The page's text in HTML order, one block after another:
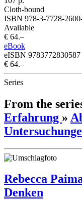
Cloth-bound
ISBN 978-3-7728-
Available
€ 64.–
eBook
eISBN 9783772830587
€ 64.–
Series
From the
Erfahrung »
Rebecca
Denken